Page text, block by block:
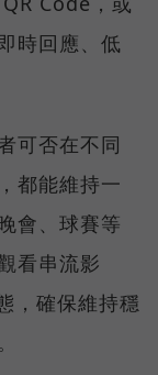
時回應、低
可否在不同
都能維持一
會、球賽等
看串流影
，確保維持穩